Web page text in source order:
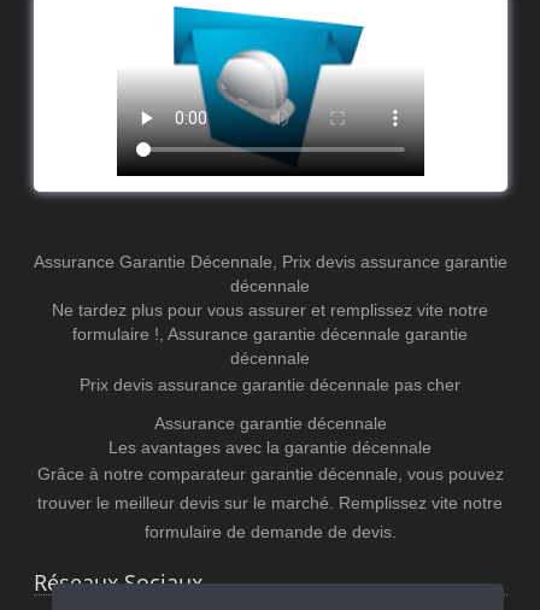
Assurance Garantie Décennale
Prix devis assurance garantie
décennale
Ne tardez plus pour vous assurer et remplissez vite notre
formulaire ! Assurance garantie décennale garantie
décennale
Prix devis assurance garantie décennale pas cher
Assurance garantie décennale
Les avantages avec la garantie décennale
Grâce à notre comparateur garantie décennale, vous pouvez
trouver le meilleur devis sur le marché. Remplissez vite notre
formulaire de demande de devis.
Réseaux Sociaux